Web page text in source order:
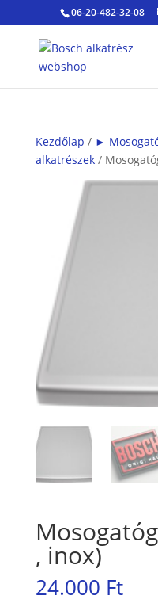
06-20-482-32-08
Kezdőlap / ►
alkatrészek/
, inox)
24.000 Ft